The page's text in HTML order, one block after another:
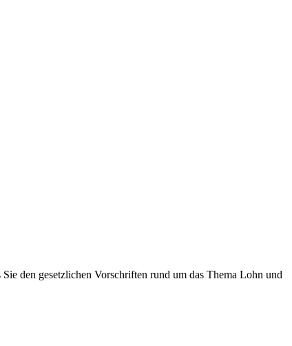
den gesetzlichen Vorschriften rund um das Thema Lohn und